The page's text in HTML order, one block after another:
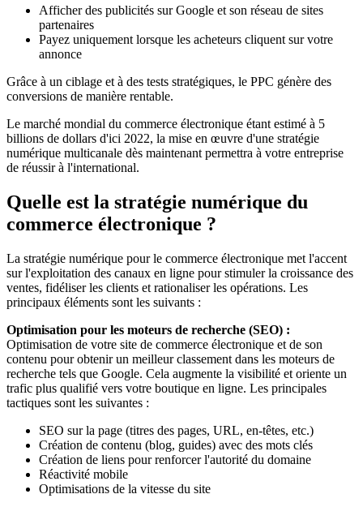
Afficher des publicités sur Google et son réseau de sites
partenaires
Payez uniquement lorsque les acheteurs cliquent sur votre
annonce
Grâce à un ciblage et à des tests stratégiques, le PPC génère des
conversions de manière rentable.
Le marché mondial du commerce électronique étant estimé à 5
billions de dollars d'ici 2022, la mise en œuvre d'une stratégie
numérique multicanale dès maintenant permettra à votre entreprise
de réussir à l'international.
Quelle est la stratégie numérique du
commerce électronique ?
La stratégie numérique pour le commerce électronique met l'accent
sur l'exploitation des canaux en ligne pour stimuler la croissance des
ventes, fidéliser les clients et rationaliser les opérations. Les
principaux éléments sont les suivants :
Optimisation pour les moteurs de recherche (SEO) :
Optimisation de votre site de commerce électronique et de son
contenu pour obtenir un meilleur classement dans les moteurs de
recherche tels que Google. Cela augmente la visibilité et oriente un
trafic plus qualifié vers votre boutique en ligne. Les principales
tactiques sont les suivantes :
SEO sur la page (titres des pages, URL, en-têtes, etc.)
Création de contenu (blog, guides) avec des mots clés
Création de liens pour renforcer l'autorité du domaine
Réactivité mobile
Optimisations de la vitesse du site